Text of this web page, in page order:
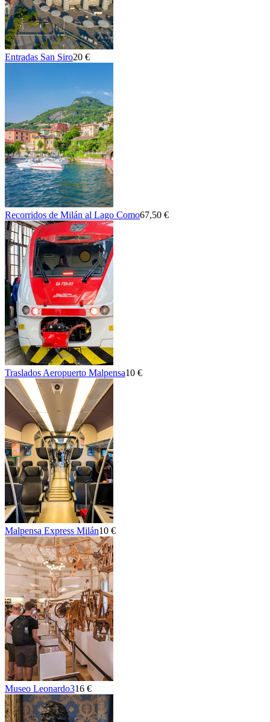
Entradas San Siro20 €
Recorridos de Milán al Lago Como67,50 €
Traslados Aeropuerto Malpensa10 €
Malpensa Express Milán10 €
Museo Leonardo316 €